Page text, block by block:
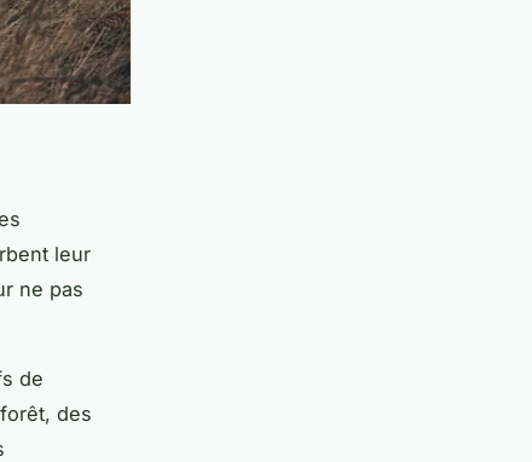
leur
ne pas
de
des